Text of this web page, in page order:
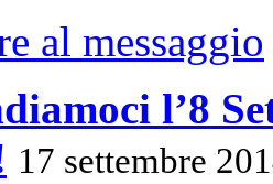
al messaggio
l’8
17 settembre